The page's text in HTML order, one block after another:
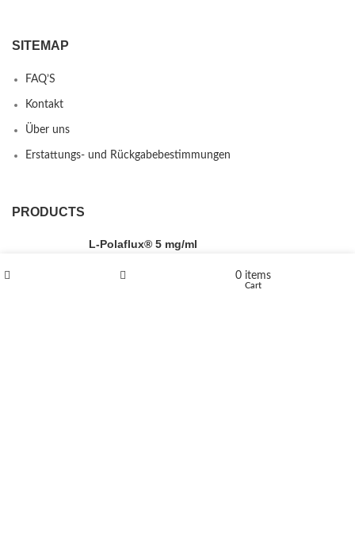
SITEMAP
FAQ’S
Kontakt
Über uns
Erstattungs- und Rückgabebestimmungen
PRODUCTS
L-Polaflux® 5 mg/ml
0 items
Cart